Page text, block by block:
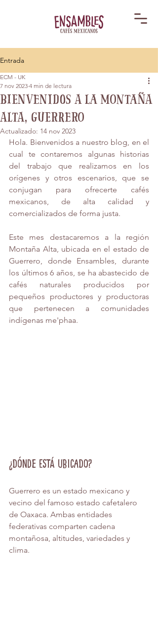
Entrada
Bienvenidos a la Montaña
Alta, Guerrero
ECM - UK
7 nov 2023 4 min de lectura
Actualizado: 14 nov 2023
Hola. Bienvenidos a nuestro blog, en el
cual te contaremos algunas historias
del trabajo que realizamos en los
orígenes y otros escenarios, que se
conjugan para ofrecerte cafés
mexicanos, de alta calidad y
comercializados de forma justa.
Este mes destacaremos a la región
Montaña Alta, ubicada en el estado de
Guerrero, donde Ensambles, durante
los últimos 6 años, se ha abastecido de
cafés naturales producidos por
pequeños productores y productoras
que pertenecen a comunidades
indígenas me'phaa.
¿Dónde está ubicado?
Guerrero es un estado mexicano y
vecino del famoso estado cafetalero
de Oaxaca. Ambas entidades
federativas comparten cadena
montañosa, altitudes, variedades y
clima.